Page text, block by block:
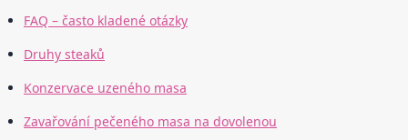
FAQ – často kladené otázky
Druhy steaků
Konzervace uzeného masa
Zavařování pečeného masa na dovolenou